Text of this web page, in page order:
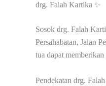
drg. Falah Kartika ✨
Sosok drg. Falah
Persahabatan, Jalan
tua dapat
Pendekatan drg.